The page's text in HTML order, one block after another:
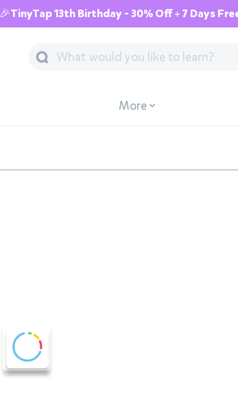
🎉TinyTap 13th Birthday - 30% Off + 7 Days
More